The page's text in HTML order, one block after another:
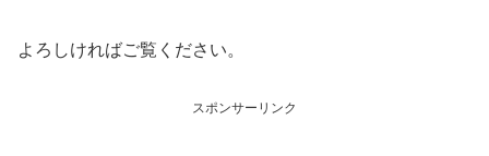
よろしければご覧ください。
スポンサーリンク